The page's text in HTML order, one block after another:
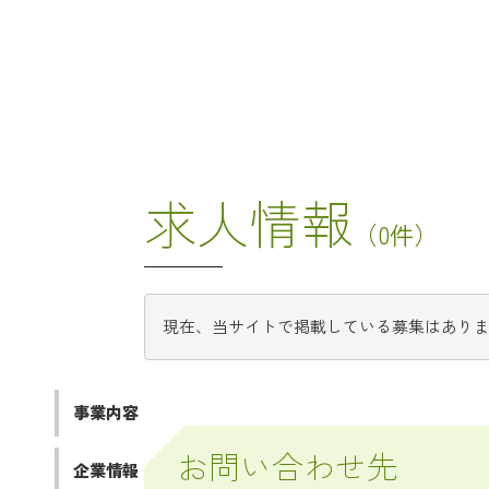
求人情報 （0件）
現在、当サイトで掲載している募集はあり
お問い合わせ先
事業内容
企業情報